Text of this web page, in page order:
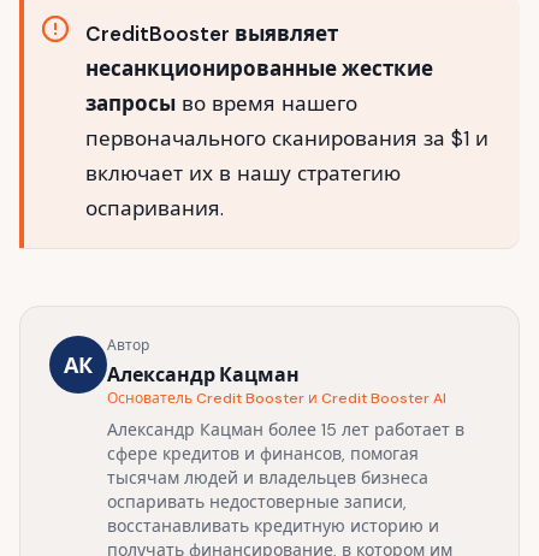
CreditBooster выявляет
несанкционированные жесткие
запросы во время нашего
первоначального сканирования за $1 и
включает их в нашу стратегию
оспаривания.
АК
Автор
Александр Кацман
Основатель Credit Booster и Credit Booster AI
Александр Кацман более 15 лет работает в
сфере кредитов и финансов, помогая
тысячам людей и владельцев бизнеса
оспаривать недостоверные записи,
восстанавливать кредитную историю и
получать финансирование, в котором им